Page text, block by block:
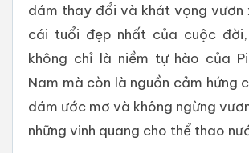
dám thay đổi và khát vọng vươn
cái tuổi đẹp nhất của cuộc đời,
không chỉ là niềm tự hào của
Nam mà còn là nguồn cảm hứng
dám ước mơ và không ngừng
những vinh quang cho thể thao